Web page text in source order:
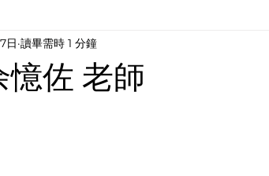
年課程/營隊
佐 老師
日 讀畢需時 1 分鐘